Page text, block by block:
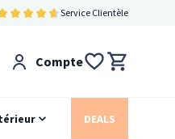
Service Clientèle
Compte
DEALS